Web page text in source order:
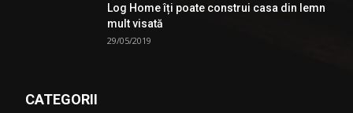
Log Home îți poate construi casa din lemn
mult visată
29/05/2019
CATEGORII